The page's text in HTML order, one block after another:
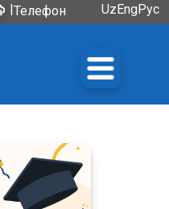
|Телефон
UzEngРус